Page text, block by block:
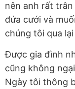
nên anh rất
đứa cưới và
chúng tôi qua lại
Được gia đình
cũng không
Ngày tôi thông